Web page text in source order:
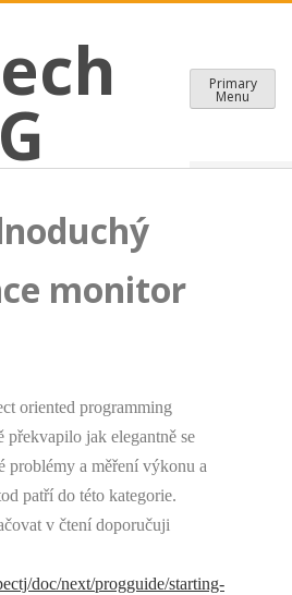
Primary
Menu
monitor
oriented programming
jak elegantně se
problémy a měření výkonu a
patří do této kategorie.
v čtení doporučuji
doc/next/progguide/starting-